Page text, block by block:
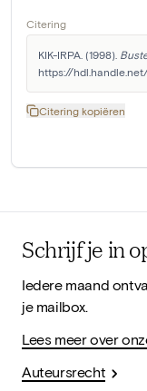
Citering
KIK-IRPA. (1998).
https://
Citering kopiëren
Schrijf je in
Iedere maand
je mailbox.
Lees meer over
Auteursrecht